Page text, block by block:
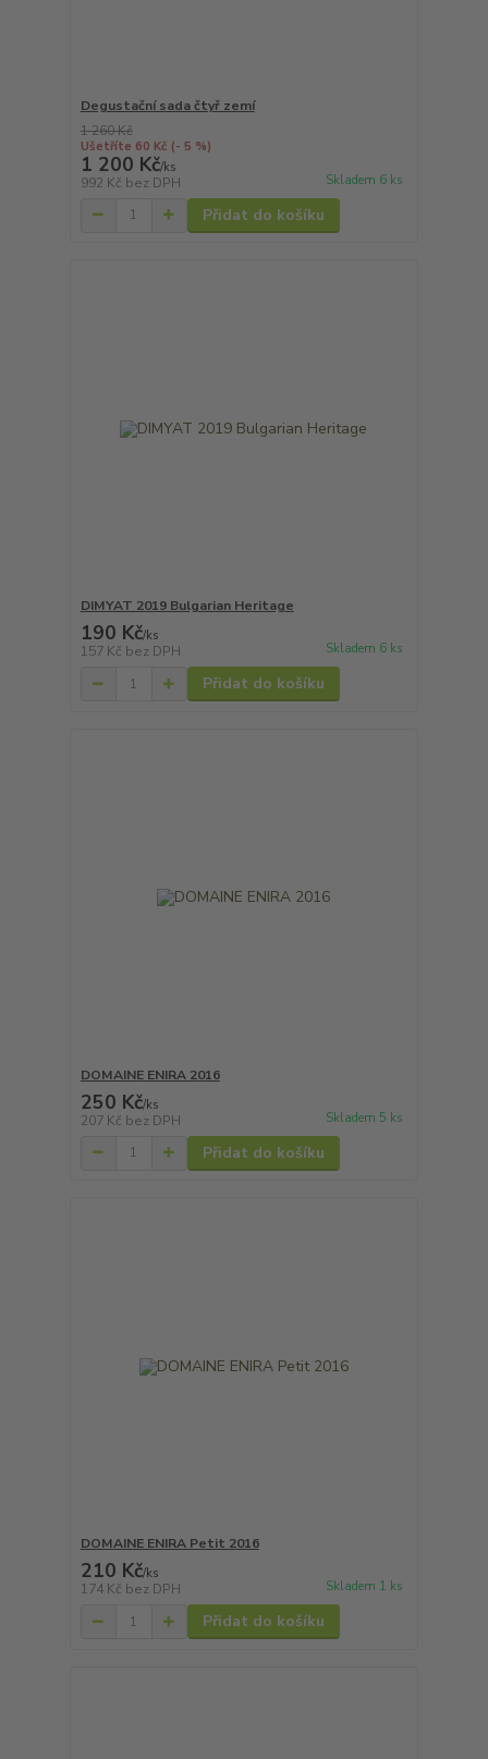
Degustační sada čtyř zemí
1 260 Kč
Ušetříte 60 Kč (- 5 %)
1 200 Kč/ks
992 Kč bez DPH Skladem 6 ks
Přidat do košíku
DIMYAT 2019 Bulgarian Heritage
190 Kč/ks
157 Kč bez DPH Skladem 6 ks
Přidat do košíku
DOMAINE ENIRA 2016
250 Kč/ks
207 Kč bez DPH Skladem 5 ks
Přidat do košíku
DOMAINE ENIRA Petit 2016
210 Kč/ks
174 Kč bez DPH Skladem 1 ks
Přidat do košíku